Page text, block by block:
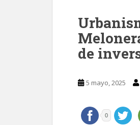
de
5 mayo, 2025
0